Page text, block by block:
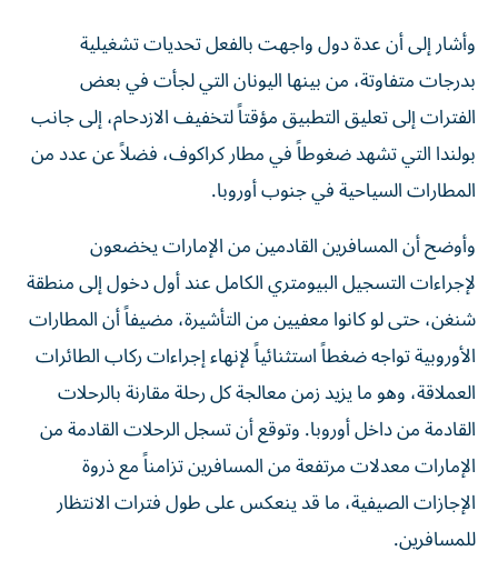
وأشار إلى أن عدة دول واجهت بالفعل تحديات تشغيلية
بدرجات متفاوتة، من بينها اليونان التي لجأت في بعض
الفترات إلى تعليق التطبيق مؤقتاً لتخفيف الازدحام، إلى جانب
بولندا التي تشهد ضغوطاً في مطار كراكوف، فضلاً عن عدد من
المطارات السياحية في جنوب أوروبا.
وأوضح أن المسافرين القادمين من الإمارات يخضعون
لإجراءات التسجيل البيومتري الكامل عند أول دخول إلى منطقة
شنغن، حتى لو كانوا معفيين من التأشيرة، مضيفاً أن المطارات
الأوروبية تواجه ضغطاً استثنائياً لإنهاء إجراءات ركاب الطائرات
العملاقة، وهو ما يزيد زمن معالجة كل رحلة مقارنة بالرحلات
القادمة من داخل أوروبا. وتوقع أن تسجل الرحلات القادمة من
الإمارات معدلات مرتفعة من المسافرين تزامناً مع ذروة
الإجازات الصيفية، ما قد ينعكس على طول فترات الانتظار
للمسافرين.